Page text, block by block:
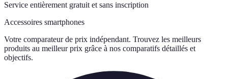
Service entièrement gratuit et sans inscription
Accessoires smartphones
Votre comparateur de prix indépendant. Trouvez les meilleurs
produits au meilleur prix grâce à nos comparatifs détaillés et
objectifs.